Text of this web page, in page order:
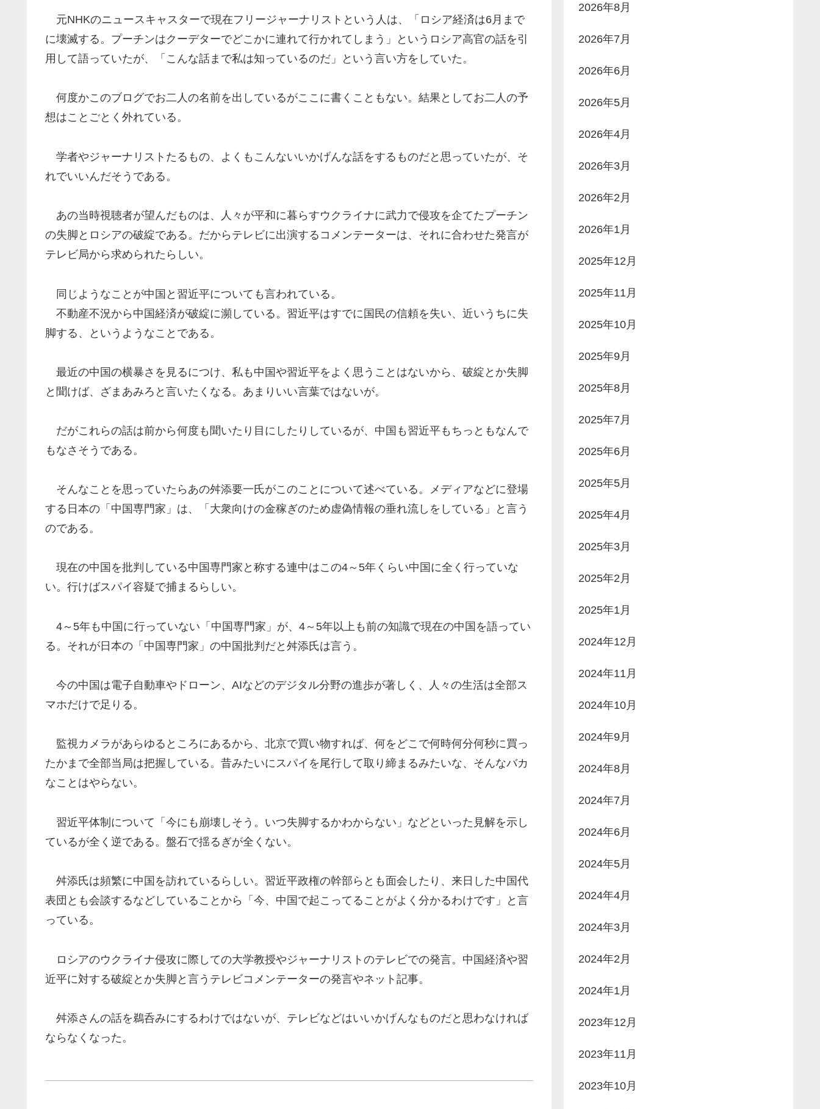
元NHKのニュースキャスターで現在フリージャーナリストという人は、「ロシア経済は6月まで
に壊滅する。プーチンはクーデターでどこかに連れて行かれてしまう」というロシア高官の話を引
用して語っていたが、「こんな話まで私は知っているのだ」という言い方をしていた。
何度かこのブログでお二人の名前を出しているがここに書くこともない。結果としてお二人の予
想はことごとく外れている。
学者やジャーナリストたるもの、よくもこんないいかげんな話をするものだと思っていたが、そ
れでいいんだそうである。
あの当時視聴者が望んだものは、人々が平和に暮らすウクライナに武力で侵攻を企てたプーチン
の失脚とロシアの破綻である。だからテレビに出演するコメンテーターは、それに合わせた発言が
テレビ局から求められたらしい。
同じようなことが中国と習近平についても言われている。
不動産不況から中国経済が破綻に瀕している。習近平はすでに国民の信頼を失い、近いうちに失
脚する、というようなことである。
最近の中国の横暴さを見るにつけ、私も中国や習近平をよく思うことはないから、破綻とか失脚
と聞けば、ざまあみろと言いたくなる。あまりいい言葉ではないが。
だがこれらの話は前から何度も聞いたり目にしたりしているが、中国も習近平もちっともなんで
もなさそうである。
そんなことを思っていたらあの舛添要一氏がこのことについて述べている。メディアなどに登場
する日本の「中国専門家」は、「大衆向けの金稼ぎのため虚偽情報の垂れ流しをしている」と言う
のである。
現在の中国を批判している中国専門家と称する連中はこの4～5年くらい中国に全く行っていな
い。行けばスパイ容疑で捕まるらしい。
4～5年も中国に行っていない「中国専門家」が、4～5年以上も前の知識で現在の中国を語ってい
る。それが日本の「中国専門家」の中国批判だと舛添氏は言う。
今の中国は電子自動車やドローン、AIなどのデジタル分野の進歩が著しく、人々の生活は全部ス
マホだけで足りる。
監視カメラがあらゆるところにあるから、北京で買い物すれば、何をどこで何時何分何秒に買っ
たかまで全部当局は把握している。昔みたいにスパイを尾行して取り締まるみたいな、そんなバカ
なことはやらない。
習近平体制について「今にも崩壊しそう。いつ失脚するかわからない」などといった見解を示し
ているが全く逆である。盤石で揺るぎが全くない。
舛添氏は頻繁に中国を訪れているらしい。習近平政権の幹部らとも面会したり、来日した中国代
表団とも会談するなどしていることから「今、中国で起こってることがよく分かるわけです」と言
っている。
ロシアのウクライナ侵攻に際しての大学教授やジャーナリストのテレビでの発言。中国経済や習
近平に対する破綻とか失脚と言うテレビコメンテーターの発言やネット記事。
舛添さんの話を鵜呑みにするわけではないが、テレビなどはいいかげんなものだと思わなければ
ならなくなった。
2026年8月
2026年7月
2026年6月
2026年5月
2026年4月
2026年3月
2026年2月
2026年1月
2025年12月
2025年11月
2025年10月
2025年9月
2025年8月
2025年7月
2025年6月
2025年5月
2025年4月
2025年3月
2025年2月
2025年1月
2024年12月
2024年11月
2024年10月
2024年9月
2024年8月
2024年7月
2024年6月
2024年5月
2024年4月
2024年3月
2024年2月
2024年1月
2023年12月
2023年11月
2023年10月